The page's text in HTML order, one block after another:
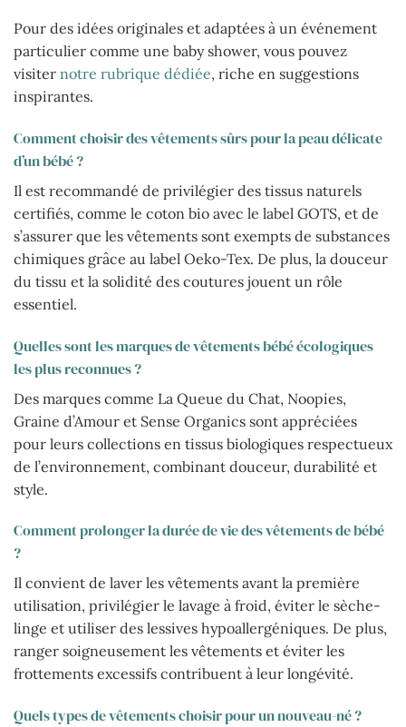
Pour des idées originales et adaptées à un événement
particulier comme une baby shower, vous pouvez
visiter notre rubrique dédiée, riche en suggestions
inspirantes.
Comment choisir des vêtements sûrs pour la peau délicate
d’un bébé ?
Il est recommandé de privilégier des tissus naturels
certifiés, comme le coton bio avec le label GOTS, et de
s’assurer que les vêtements sont exempts de substances
chimiques grâce au label Oeko-Tex. De plus, la douceur
du tissu et la solidité des coutures jouent un rôle
essentiel.
Quelles sont les marques de vêtements bébé écologiques
les plus reconnues ?
Des marques comme La Queue du Chat, Noopies,
Graine d’Amour et Sense Organics sont appréciées
pour leurs collections en tissus biologiques respectueux
de l’environnement, combinant douceur, durabilité et
style.
Comment prolonger la durée de vie des vêtements de bébé
?
Il convient de laver les vêtements avant la première
utilisation, privilégier le lavage à froid, éviter le sèche-
linge et utiliser des lessives hypoallergéniques. De plus,
ranger soigneusement les vêtements et éviter les
frottements excessifs contribuent à leur longévité.
Quels types de vêtements choisir pour un nouveau-né ?